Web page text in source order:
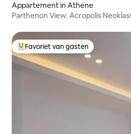
Appartement in Athene
Parthenon View: Acropolis
Topfavoriet van gasten
Favoriet van gasten